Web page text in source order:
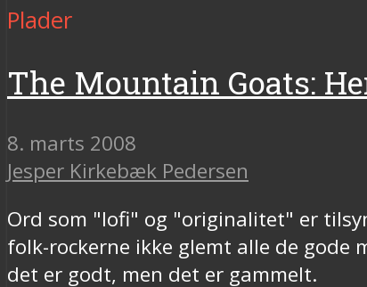
Plader
The Mountain Goats:
8. marts 2008
Jesper Kirkebæk Pedersen
Ord som "lofi" og "originalitet" er
folk-rockerne ikke glemt alle de gode
det er godt, men det er gammelt.